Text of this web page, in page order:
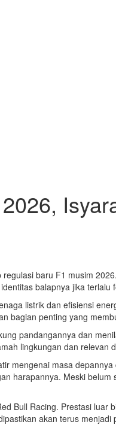
baru F1 musim
balapnya jika terlalu
listrik dan efisiensi
bagian penting yang
pandangannya dan
lingkungan dan relevan
mengenai masa
harapannya. Meski
Bull Racing. Prestasi
akan terus